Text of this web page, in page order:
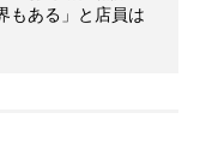
もある」と店員は